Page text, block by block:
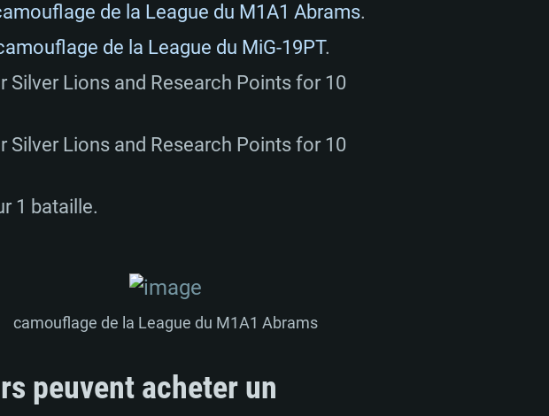
de la League du M1A1 Abrams.
de la League du MiG-19PT.
Silver Lions and Research Points for 10
Silver Lions and Research Points for 10
1 bataille.
camouflage de la League du M1A1 Abrams
peuvent acheter un